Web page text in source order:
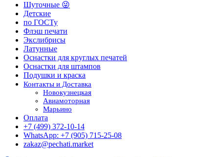
Шуточные 😜
Детские
по ГОСТу
Флэш печати
Экслибрисы
Латунные
Оснастки для круглых печатей
Оснастки для штампов
Подушки и краска
Контакты и Доставка
Новокузнецкая
Авиамоторная
Марьино
Оплата
+7 (499) 372-10-14
WhatsApp: +7 (905) 715-25-08
zakaz@pechati.market